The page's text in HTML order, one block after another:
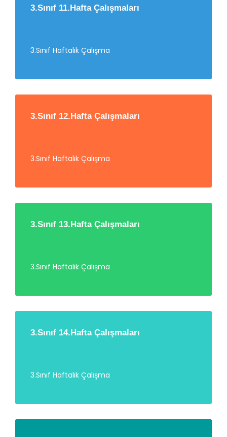
3.Sınıf 11.Hafta Çalışmaları
3.Sınıf Haftalık Çalışma
3.Sınıf 12.Hafta Çalışmaları
3.Sınıf Haftalık Çalışma
3.Sınıf 13.Hafta Çalışmaları
3.Sınıf Haftalık Çalışma
3.Sınıf 14.Hafta Çalışmaları
3.Sınıf Haftalık Çalışma